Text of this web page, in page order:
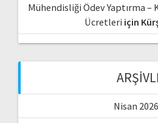
Mühendisliği Ödev Yaptırma –
Ücretleri için
Nisan 2026